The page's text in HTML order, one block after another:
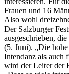
Frauen und 16
Also wohl
Der Salzburger
ausgeschrieben,
(5. Juni). „Die
Intendanz als auch
wird der Leiter der